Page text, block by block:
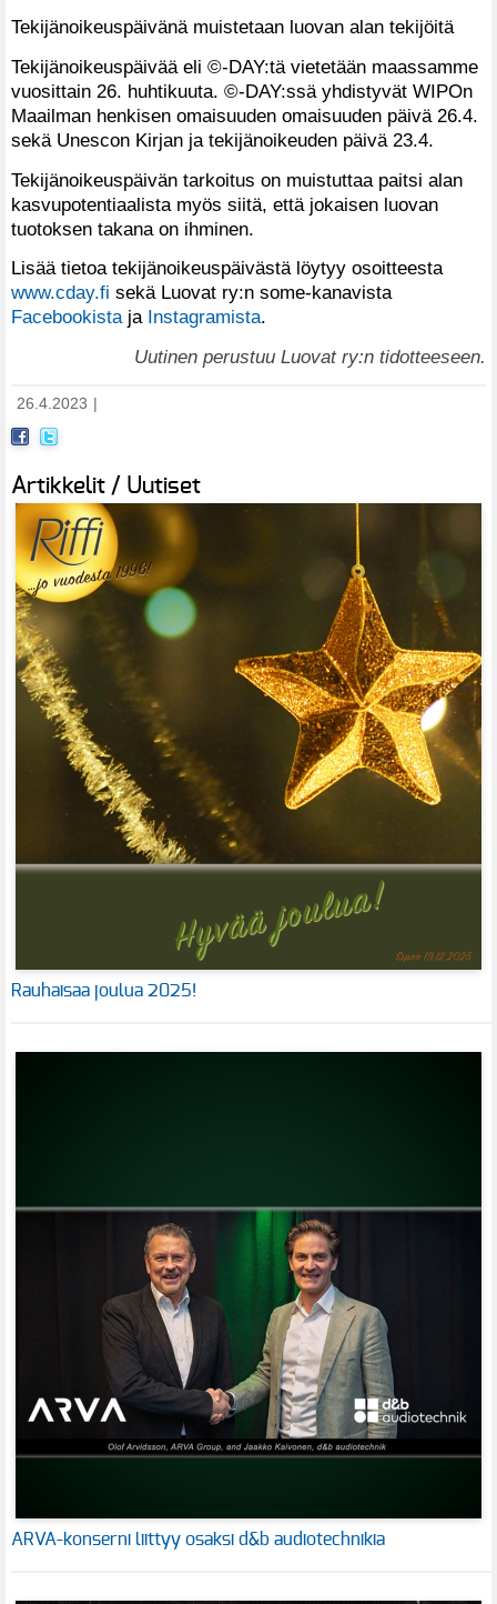
Tekijänoikeuspäivänä muistetaan luovan alan tekijöitä
Tekijänoikeuspäivää eli ©-DAY:tä vietetään maassamme
vuosittain 26. huhtikuuta. ©-DAY:ssä yhdistyvät WIPOn
Maailman henkisen omaisuuden omaisuuden päivä 26.4.
sekä Unescon Kirjan ja tekijänoikeuden päivä 23.4.
Tekijänoikeuspäivän tarkoitus on muistuttaa paitsi alan
kasvupotentiaalista myös siitä, että jokaisen luovan
tuotoksen takana on ihminen.
Lisää tietoa tekijänoikeuspäivästä löytyy osoitteesta
www.cday.fi sekä Luovat ry:n some-kanavista
Facebookistaja Instagramista.
Uutinen perustuu Luovat ry:n tidotteeseen.
26.4.2023 |
Artikkelit / Uutiset
Rauhaisaa joulua 2025!
ARVA-konserni liittyy osaksi d&b audiotechnikia